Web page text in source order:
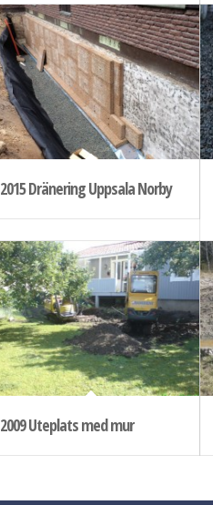
2015 Dränering Uppsala Norby
2009 Uteplats med mur